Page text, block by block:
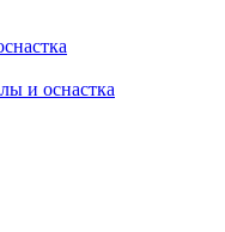
и оснастка